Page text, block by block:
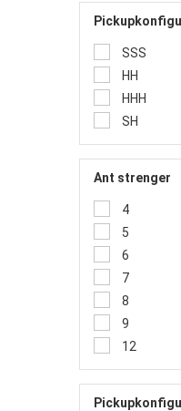
SSS
HH
HHH
SH
Ant strenger
4
5
6
7
8
9
12